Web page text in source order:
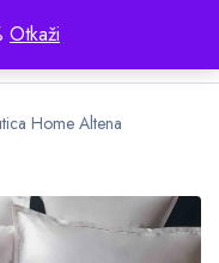
Otkaži
Home Altena